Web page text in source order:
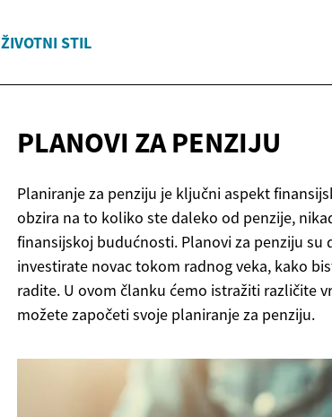
ŽIVOTNI STIL
PLANOVI ZAPENZIJU
Planiranje za penziju je ključni aspekt
obzira na to koliko ste daleko od penzije,
finansijskoj budućnosti. Planovi za penziju
investirate novac tokom radnog veka, kako
radite. U ovom članku ćemo istražiti različite
možete započeti svoje planiranje za penziju.